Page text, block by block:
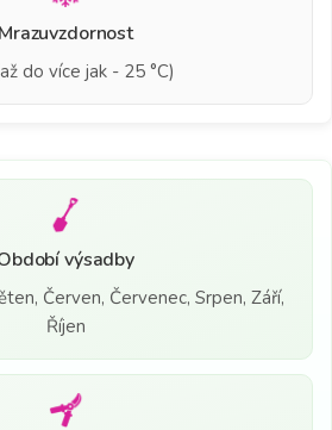
Mrazuvzdornost
do více jak - 25 °C)
výsadby
Červen, Červenec, Srpen, Září,
Říjen